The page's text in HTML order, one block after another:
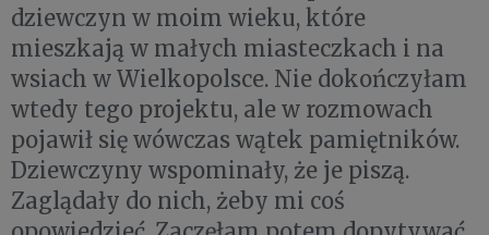
dziewczyn w moim wieku, które
mieszkają w małych miasteczkach i na
wsiach w Wielkopolsce. Nie dokończyłam
wtedy tego projektu, ale w rozmowach
pojawił się wówczas wątek pamiętników.
Dziewczyny wspominały, że je piszą.
Zaglądały do nich, żeby mi coś